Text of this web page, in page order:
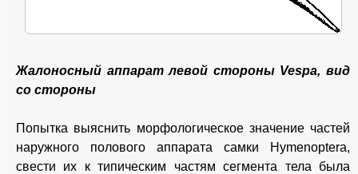
Жалоносный аппарат левой стороны Vespa, вид
со стороны
Попытка выяснить морфологическое значение частей
наружного полового аппарата самки Hymenoptera,
свести их к типическим частям сегмента тела была